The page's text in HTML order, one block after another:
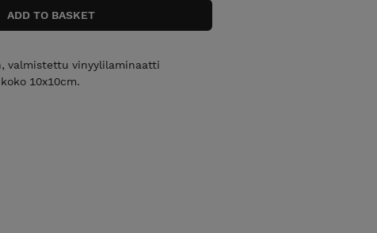
valmistettu vinyylilaminaatti
10x10cm.